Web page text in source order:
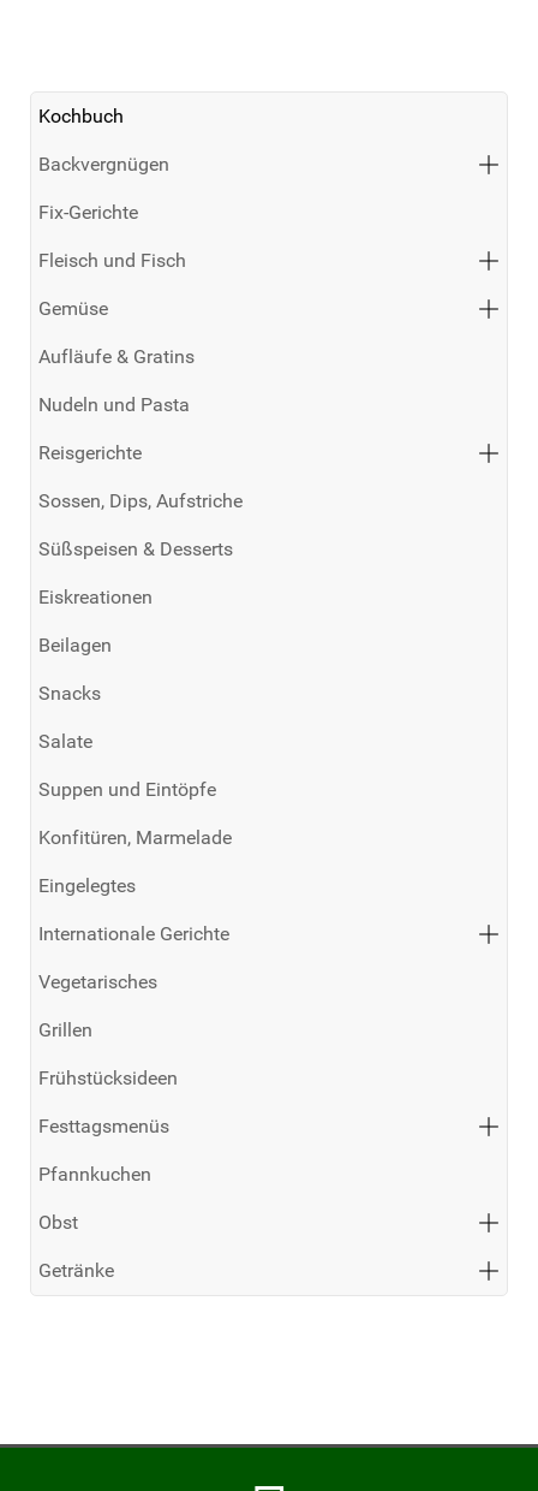
Kochbuch
Backvergnügen
Fix-Gerichte
Fleisch und Fisch
Gemüse
Aufläufe & Gratins
Nudeln und Pasta
Reisgerichte
Sossen, Dips, Aufstriche
Süßspeisen & Desserts
Eiskreationen
Beilagen
Snacks
Salate
Suppen und Eintöpfe
Konfitüren, Marmelade
Eingelegtes
Internationale Gerichte
Vegetarisches
Grillen
Frühstücksideen
Festtagsmenüs
Pfannkuchen
Obst
Getränke